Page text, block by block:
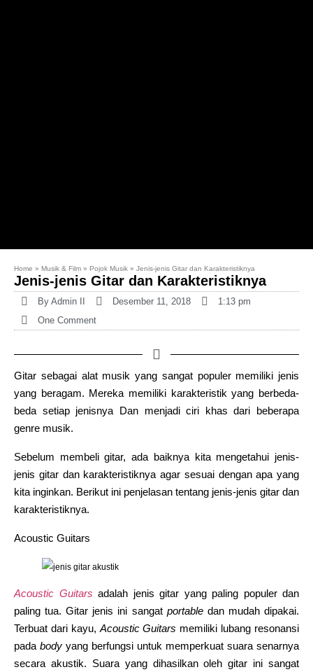
Home » Musik & Film » Pojok Musik » Jenis-jenis Gitar dan Karakteristiknya
Jenis-jenis Gitar dan Karakteristiknya
By Admin II Desember 11, 2018
1:13 pm
One Comment
Gitar sebagai alat musik yang sangat populer memiliki jenis
yang beragam. Mereka memiliki karakteristik yang berbeda-
beda setiap jenisnya Dan menjadi ciri khas dari beberapa
genre musik.
Sebelum membeli gitar, ada baiknya kita mengetahui jenis-
jenis gitar dan karakteristiknya agar sesuai dengan apa yang
kita inginkan. Berikut ini penjelasan tentang jenis-jenis gitar dan
karakteristiknya.
Acoustic Guitars
Acoustic Guitars adalah jenis gitar yang paling populer dan
paling tua. Gitar jenis ini sangat portabledan mudah dipakai.
Terbuat dari kayu, Acoustic Guitars memiliki lubang resonansi
pada body yang berfungsi untuk memperkuat suara senarnya
secara akustik. Suara yang dihasilkan oleh gitar ini sangat